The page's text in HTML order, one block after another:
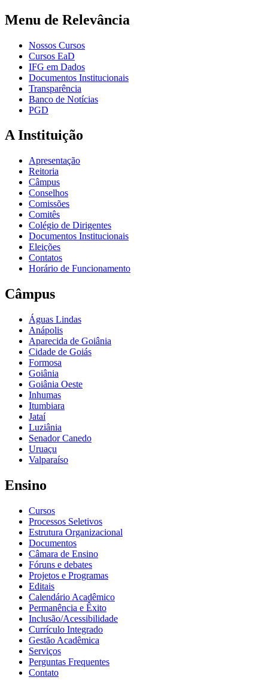
Menu de Relevância
Nossos Cursos
Cursos EaD
IFG em Dados
Documentos Institucionais
Transparência
Banco de Notícias
PGD
A Instituição
Apresentação
Reitoria
Câmpus
Conselhos
Comissões
Comitês
Colégio de Dirigentes
Documentos Institucionais
Eleições
Contatos
Horário de Funcionamento
Câmpus
Águas Lindas
Anápolis
Aparecida de Goiânia
Cidade de Goiás
Formosa
Goiânia
Goiânia Oeste
Inhumas
Itumbiara
Jataí
Luziânia
Senador Canedo
Uruaçu
Valparaíso
Ensino
Cursos
Processos Seletivos
Estrutura Organizacional
Documentos
Câmara de Ensino
Fóruns e debates
Projetos e Programas
Editais
Calendário Acadêmico
Permanência e Êxito
Inclusão/Acessibilidade
Currículo Integrado
Gestão Acadêmica
Serviços
Perguntas Frequentes
Contato